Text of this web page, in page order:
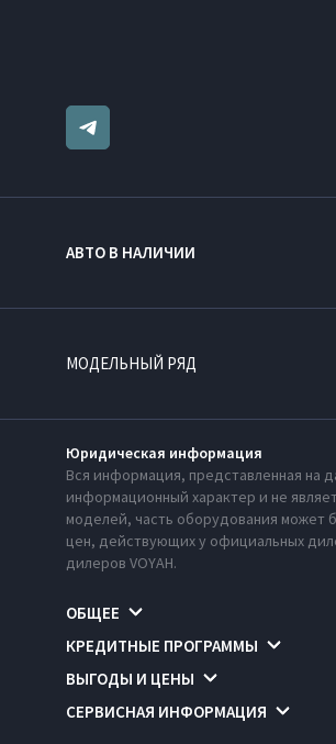
АВТО В НАЛИЧИИ
МОДЕЛЬНЫЙ РЯД
Юридическая информация
Вся информация, представленная на
информационный характер и не
моделей, часть оборудования может
цен, действующих у официальных
дилеров VOYAH.
ОБЩЕЕ
КРЕДИТНЫЕ ПРОГРАММЫ
ВЫГОДЫ И ЦЕНЫ
СЕРВИСНАЯ ИНФОРМАЦИЯ